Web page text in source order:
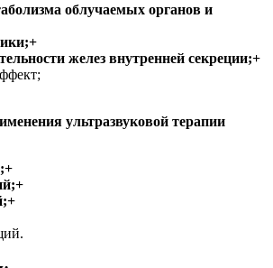
облучаемых органов и
желез внутренней секреции;+
ультразвуковой терапии